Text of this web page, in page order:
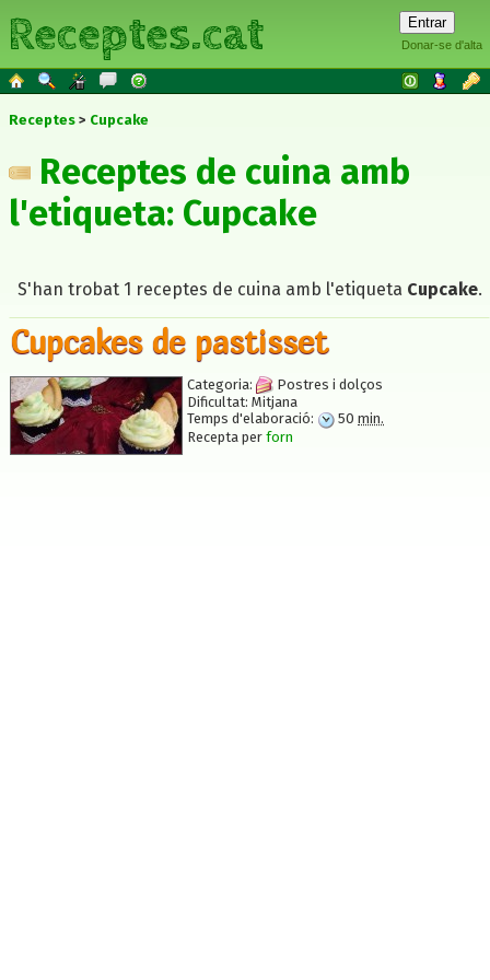
Donar-se d'alta
Receptes.cat
Receptes Cupcake
Receptes de cuina amb
l'etiqueta: Cupcake
S'han trobat 1 receptes de cuina amb l'etiqueta Cupcake.
Cupcakes de pastisset
Categoria:
Postres i dolços
Dificultat: Mitjana
Temps d'elaboració:
50 min.
Recepta per forn